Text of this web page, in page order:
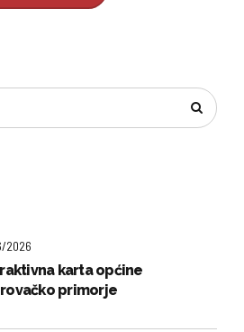
2026
karta općine
primorje